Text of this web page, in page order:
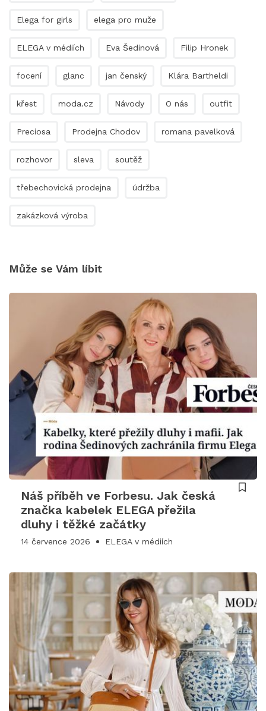
Elega for girls elega pro muže
ELEGA v médiích Eva Šedinová Filip Hronek
focení glanc jan čenský Klára Bartheldi
křest moda.cz Návody O nás outfit
Preciosa Prodejna Chodov romana pavelková
rozhovor sleva soutěž
třebechovická prodejna údržba
zakázková výroba
Může se Vám líbit
Náš příběh ve Forbesu. Jak česká
značka kabelek ELEGA přežila
dluhy i těžké začátky
14 července 2026 ELEGA v médiích